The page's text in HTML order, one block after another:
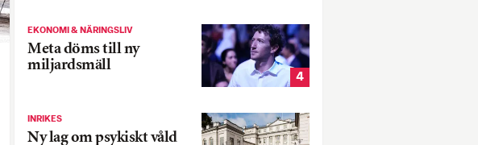
EKONOMI & NÄRINGSLIV
Meta döms till ny
miljardsmäll
4
INRIKES
Ny lag om psykiskt våld